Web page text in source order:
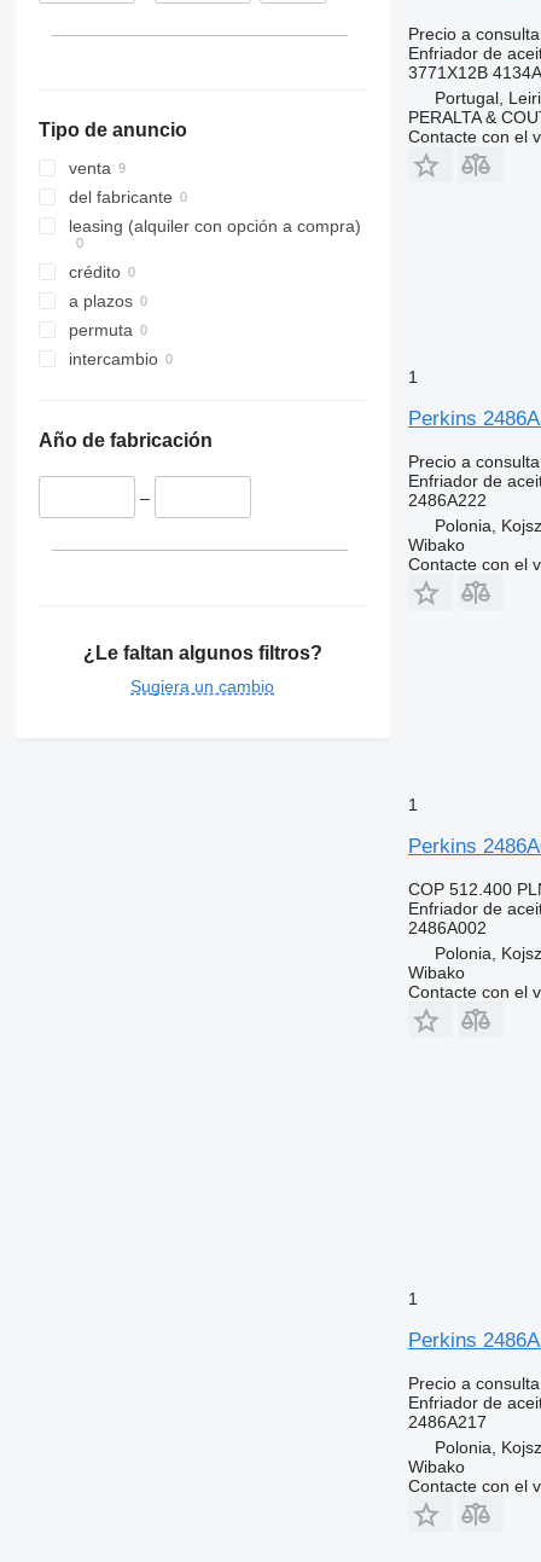
Tipo de anuncio
venta
del fabricante
leasing (alquiler con opción a compra)
crédito
a plazos
permuta
intercambio
Año de fabricación
–
¿Le faltan algunos filtros?
Sugiera un cambio
Precio a
Enfriador de
3771X12B
Portugal,
PERALTA &
Contacte con el
1
Perkins
Precio a
Enfriador de
2486A222
Polonia,
Wibako
Contacte con el
1
Perkins
COP 512.400
Enfriador de
2486A002
Polonia,
Wibako
Contacte con el
1
Perkins
Precio a
Enfriador de
2486A217
Polonia,
Wibako
Contacte con el